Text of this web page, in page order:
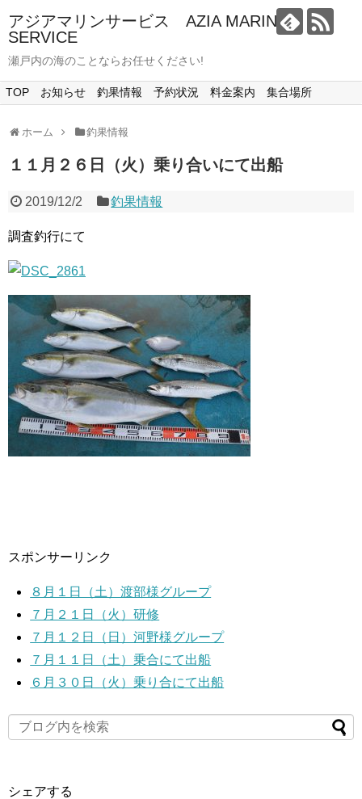
アジアマリンサービス AZIA MARINE
SERVICE
瀬戸内の海のことならお任せください!
TOP お知らせ 釣果情報 予約状況 料金案内 集合場所
ホーム 釣果情報
１１月２６日（火）乗り合いにて出船
2019/12/2 釣果情報
調査釣行にて
スポンサーリンク
８月１日（土）渡部様グループ
７月２１日（火）研修
７月１２日（日）河野様グループ
７月１１日（土）乗合にて出船
６月３０日（火）乗り合にて出船
シェアする